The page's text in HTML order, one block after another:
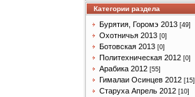
Категории раздела
Бурятия, Горомэ 2013 [49]
Охотничья 2013 [0]
Ботовская 2013 [0]
Политехническая 2012 [0]
Арабика 2012 [55]
Гималаи Осинцев 2012 [15]
Старуха Апрель 2012 [10]